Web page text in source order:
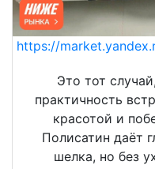
https://
Это тот
практичность
красотой и
Полисатин даёт
шелка, но без